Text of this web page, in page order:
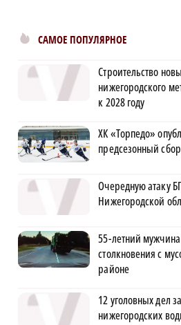
САМОЕ ПОПУЛЯРНОЕ
Строительство
нижегородского
к 2028 году
ХК «Торпедо»
предсезонный сбор
Очередную атаку
Нижегородской
55-летний
столкновения с
районе
12 уголовных дел
нижегородских